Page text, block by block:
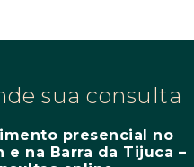
sua consulta
presencial no
e na Barra da Tijuca –